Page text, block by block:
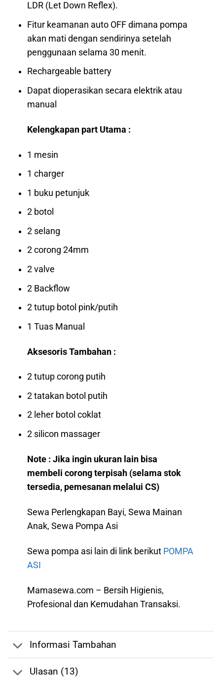
LDR (Let Down Reflex).
Fitur keamanan auto OFF dimana pompa
akan mati dengan sendirinya setelah
penggunaan selama 30 menit.
Rechargeable battery
Dapat dioperasikan secara elektrik atau
manual
Kelengkapan part Utama :
1 mesin
1 charger
1 buku petunjuk
2 botol
2 selang
2 corong 24mm
2 valve
2 Backflow
2 tutup botol pink/putih
1 Tuas Manual
Aksesoris Tambahan :
2 tutup corong putih
2 tatakan botol putih
2 leher botol coklat
2 silicon massager
Note : Jika ingin ukuran lain bisa
membeli corong terpisah (selama stok
tersedia, pemesanan melalui CS)
Sewa Perlengkapan Bayi, Sewa Mainan
Anak, Sewa Pompa Asi
Sewa pompa asi lain di link berikut POMPA
ASI
Mamasewa.com – Bersih Higienis,
Profesional dan Kemudahan Transaksi.
Informasi Tambahan
Ulasan (13)